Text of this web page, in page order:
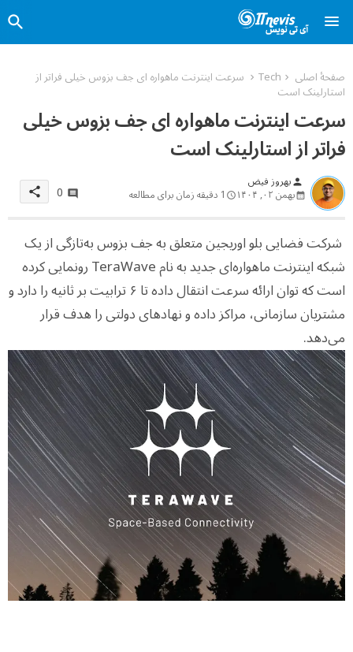
صفحهٔ اصلی Tech سرعت اینترنت ماهواره ای جف بزوس خیلی فراتر از
استارلینک است
سرعت اینترنت ماهواره ای جف بزوس خیلی
فراتر از استارلینک است
person بهروز فیض
بهمن ۰۲, ۱۴۰۴ 1 دقیقه زمان برای مطالعه 0
share
شرکت فضایی بلو اوریجین متعلق به جف بزوس به‌تازگی از یک
شبکه اینترنت ماهواره‌ای جدید به نام TeraWave رونمایی کرده
است که توان ارائه سرعت انتقال داده تا ۶ ترابیت بر ثانیه را دارد و
مشتریان سازمانی، مراکز داده و نهادهای دولتی را هدف قرار
می‌دهد.